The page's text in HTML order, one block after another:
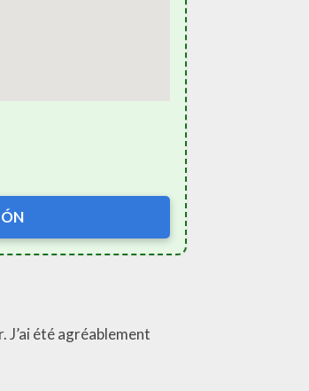
J’ai été agréablement